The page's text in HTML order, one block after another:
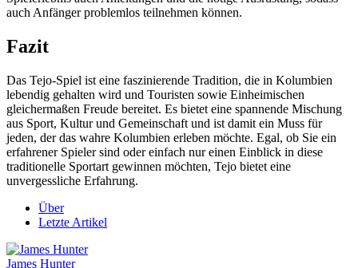
auch Anfänger problemlos teilnehmen können.
Fazit
Das Tejo-Spiel ist eine faszinierende Tradition, die in Kolumbien
lebendig gehalten wird und Touristen sowie Einheimischen
gleichermaßen Freude bereitet. Es bietet eine spannende Mischung
aus Sport, Kultur und Gemeinschaft und ist damit ein Muss für
jeden, der das wahre Kolumbien erleben möchte. Egal, ob Sie ein
erfahrener Spieler sind oder einfach nur einen Einblick in diese
traditionelle Sportart gewinnen möchten, Tejo bietet eine
unvergessliche Erfahrung.
Über
Letzte Artikel
James Hunter